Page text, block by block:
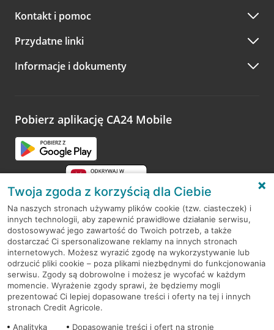
Kontakt i pomoc
Przydatne linki
Informacje i dokumenty
Pobierz aplikację CA24 Mobile
RODO
Regulamin serwisu
Mapa serwisu
PolitykaCookies
Twoja zgoda z korzyścią dla Ciebie
Na naszych stronach używamy plików cookie (tzw. ciasteczek) i
innych technologii, aby zapewnić prawidłowe działanie serwisu,
dostosowywać jego zawartość do Twoich potrzeb, a także
dostarczać Ci spersonalizowane reklamy na innych stronach
internetowych. Możesz wyrazić zgodę na wykorzystywanie lub
odrzucić pliki cookie – poza plikami niezbędnymi do funkcjonowania
serwisu. Zgody są dobrowolne i możesz je wycofać w każdym
momencie. Wyrażenie zgody sprawi, że będziemy mogli
prezentować Ci lepiej dopasowane treści i oferty na tej i innych
stronach Credit Agricole.
Analityka
Dopasowanie treści i ofert na stronie